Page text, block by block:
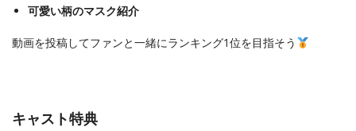
可愛い柄のマスク紹介
動画を投稿してファンと一緒にランキング1位を目指そう
キャスト特典